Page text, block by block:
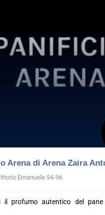
Arena di Arena Zaira
Emanuele 94-96
il profumo autentico del